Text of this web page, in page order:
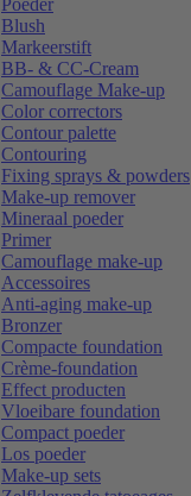
Poeder
Blush
Markeerstift
BB- & CC-Cream
Camouflage Make-up
Color correctors
Contour palette
Contouring
Fixing sprays & powders
Make-up remover
Mineraal poeder
Primer
Camouflage make-up
Accessoires
Anti-aging make-up
Bronzer
Compacte foundation
Crème-foundation
Effect producten
Vloeibare foundation
Compact poeder
Los poeder
Make-up sets